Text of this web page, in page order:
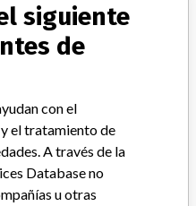
SYSTEM
REAGENT
SYSTEMS APO
siguiente
de
con el
el tratamiento de
A través de la
Database no
u otras